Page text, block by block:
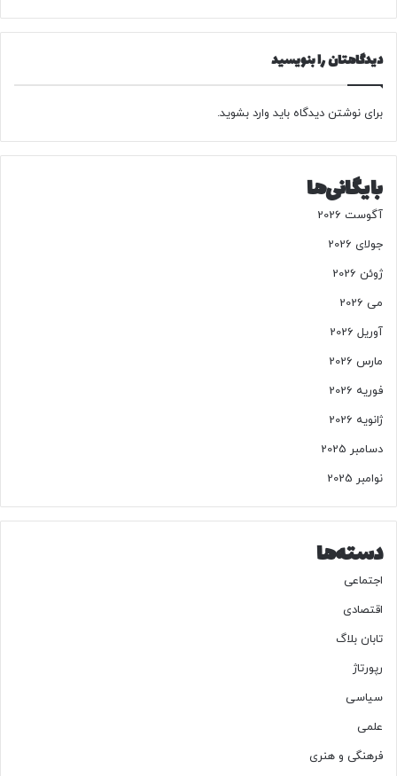
،
ک
م
ر
ا
س
م
گ
ر
ن
!
ت
ا
س
دیدگاهتان را بنویسید
برای نوشتن دیدگاه باید وارد بشوید.
بایگانی‌ها
آگوست 2026
جولای 2026
ژوئن 2026
می 2026
آوریل 2026
مارس 2026
فوریه 2026
ژانویه 2026
دسامبر 2025
نوامبر 2025
دسته‌ها
اجتماعی
اقتصادی
تابان بلاگ
رپورتاژ
سیاسی
علمی
فرهنگی و هنری